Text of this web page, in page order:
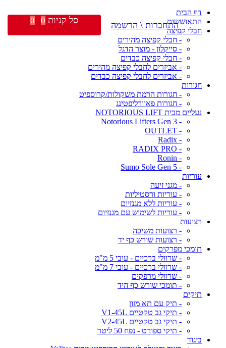
דף הבית
התאוששות
חבלי קפיצה
- חבלי קפיצה מהירים
- סייקלון - מוצר הדגל
- חבלי קפיצה כבדים
- אביזרים לחבלי קפיצה מהירים
- אביזרים לחבלי קפיצה כבדים
חגורות
- חגורות הרמת משקולות/קרוספיט
- חגורות פאוורליפטינג
נעליים מבית NOTORIOUS LIFT
- Notorious Lifters Gen 3
- OUTLET
- Radix
- RADIX PRO
- Ronin
- Sumo Sole Gen 5
עוריות
- מגני זיעה
- עוריות ורסטיליות
- עוריות ללא מגנזיום
- עוריות לשימוש עם מגנזיום
רצועות
- רצועות משיכה
- רצועות שורש כף יד
תומכי מפרקים
- שרוולי ברכיים - עובי 5 מ"מ
- שרוולי ברכיים - עובי 7 מ"מ
- שרוולי מרפקים
- תומכי שורש כף היד
תיקים
- תיק עם תא מזון
- תיקי גב טקטיים V1-45L
- תיקי גב טקטיים V2-45L
- תיקי ספורט - נפח 50 ליטר
ביגוד
התחברות \ הרשמה סל קניות 0
0